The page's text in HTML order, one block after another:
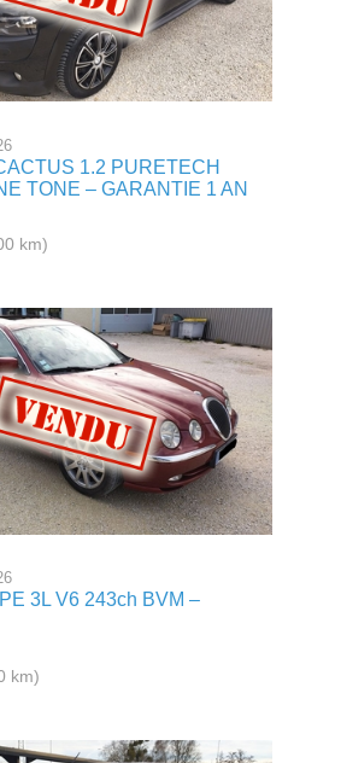
1.2 PURETECH
TONE – GARANTIE 1 AN
km)
3L V6 243ch BVM –
km)